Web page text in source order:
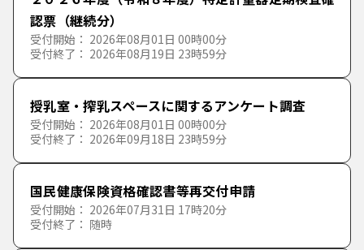
認票（継続分）
受付開始： 2026年08月01日 00時00分
受付終了： 2026年08月19日 23時59分
授乳室・搾乳スペースに関するアンケート調査
受付開始： 2026年08月01日 00時00分
受付終了： 2026年09月18日 23時59分
国民健康保険資格確認書等再交付申請
受付開始： 2026年07月31日 17時20分
受付終了： 随時